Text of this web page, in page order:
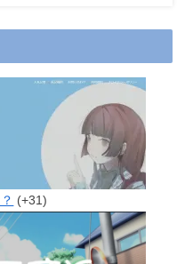
+31